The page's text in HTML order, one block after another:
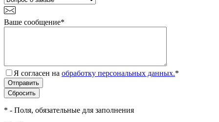
Ваше сообщение*
Я согласен на обработку персональных данных.*
* - Поля, обязательные для заполнения